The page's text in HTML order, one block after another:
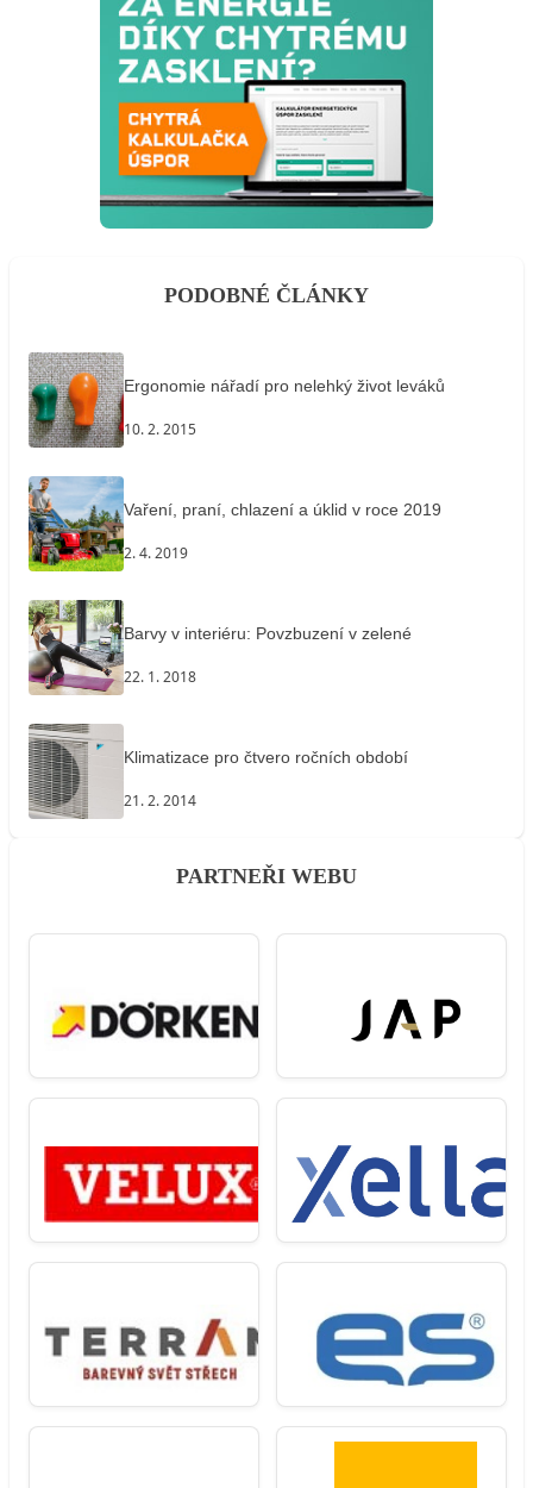
PODOBNÉ ČLÁNKY
Ergonomie nářadí pro nelehký život leváků
10. 2. 2015
Vaření, praní, chlazení a úklid v roce 2019
2. 4. 2019
Barvy v interiéru: Povzbuzení v zelené
22. 1. 2018
Klimatizace pro čtvero ročních období
21. 2. 2014
PARTNEŘI WEBU